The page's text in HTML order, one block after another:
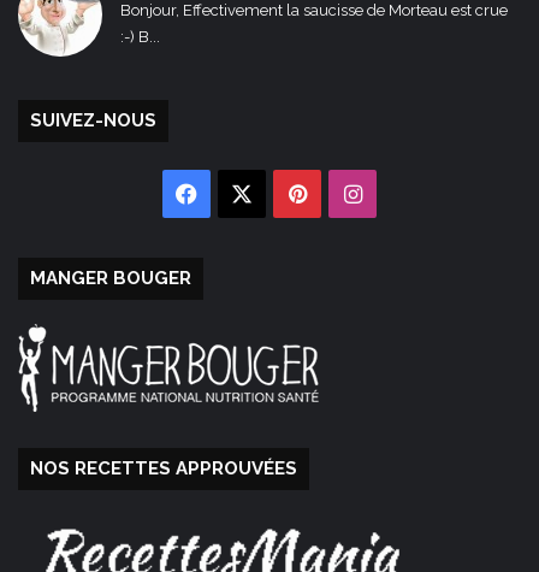
Bonjour, Effectivement la saucisse de Morteau est crue
:-) B...
SUIVEZ-NOUS
Facebook PinterestInstagram
MANGER BOUGER
NOS RECETTES APPROUVÉES